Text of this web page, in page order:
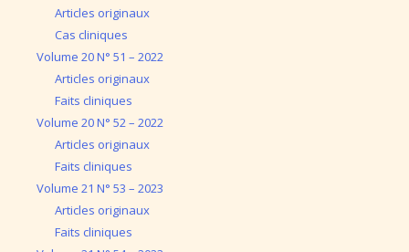
Articles originaux
Cas cliniques
Volume 20 N° 51 – 2022
Articles originaux
Faits cliniques
Volume 20 N° 52 – 2022
Articles originaux
Faits cliniques
Volume 21 N° 53 – 2023
Articles originaux
Faits cliniques